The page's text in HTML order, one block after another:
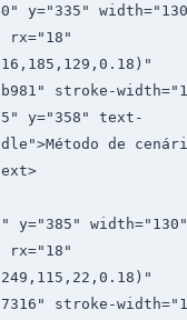
y="335"
rx="18"
stroke-
y="358" text-
de
y="385" width="130"
rx="18"
stroke-